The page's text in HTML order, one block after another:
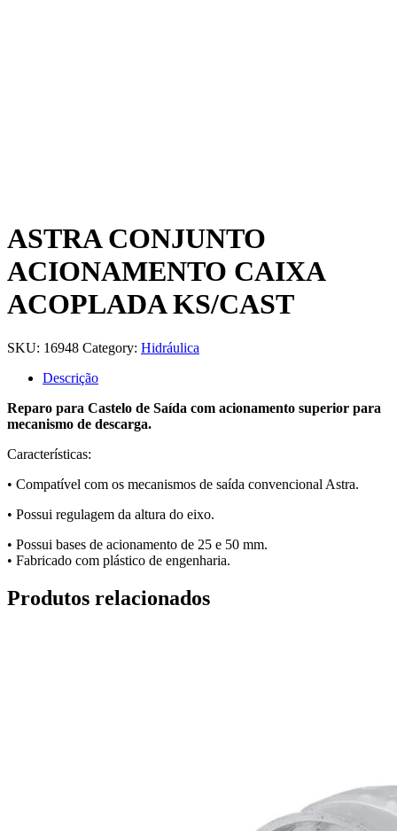
ASTRA CONJUNTO
ACIONAMENTO CAIXA
ACOPLADA KS/CAST
SKU: 16948 Category: Hidráulica
Descrição
Reparo para Castelo de Saída com acionamento superior para
mecanismo de descarga.
Características:
• Compatível com os mecanismos de saída convencional Astra.
• Possui regulagem da altura do eixo.
• Possui bases de acionamento de 25 e 50 mm.
• Fabricado com plástico de engenharia.
Produtos relacionados